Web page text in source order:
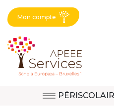
Aller
Question,
Mon compte